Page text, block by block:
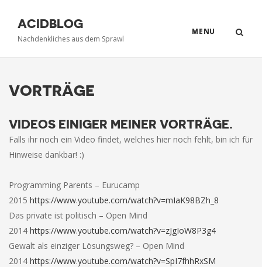
MENU
ACIDBLOG
Nachdenkliches aus dem Sprawl
VORTRÄGE
VIDEOS EINIGER MEINER VORTRÄGE.
Falls ihr noch ein Video findet, welches hier noch fehlt, bin ich für
Hinweise dankbar! :)
Programming Parents – Eurucamp
2015 https://www.youtube.com/watch?v=mIaK98BZh_8
Das private ist politisch – Open Mind
2014 https://www.youtube.com/watch?v=zJgIoW8P3g4
Gewalt als einziger Lösungsweg? – Open Mind
2014 https://www.youtube.com/watch?v=SpI7fhhRxSM